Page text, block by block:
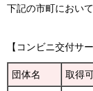
下記の市町におい
【コンビニ交付サ
団体名 取得